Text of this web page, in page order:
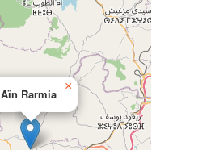
Aïn Rarmia
×